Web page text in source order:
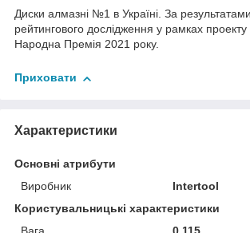
Диски алмазні №1 в Україні. За
рейтингового дослідження у рамках проекту
Народна Премія 2021 року.
Приховати
Характеристики
Основні атрибути
Виробник
Intertool
Користувальницькі характеристики
Вага
0,115